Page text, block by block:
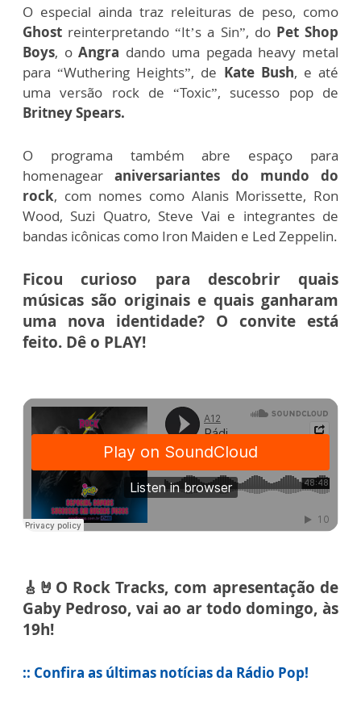
O especial ainda traz releituras de peso, como
Ghost reinterpretando “It’s a Sin”, do Pet Shop
Boys, oAngra dando uma pegada heavy metal
para “Wuthering Heights”, de Kate Bush, e até
uma versão rock de “Toxic”, sucesso pop de
Britney Spears.
O programa também abre espaço para
homenagear aniversariantes do mundo do
rock, com nomes como Alanis Morissette, Ron
Wood, Suzi Quatro, Steve Vai e integrantes de
bandas icônicas como Iron Maiden e Led Zeppelin.
Ficou curioso para descobrir quais
músicas são originais e quais ganharam
uma nova identidade? O convite está
feito. Dê o PLAY!
🎸🤘O Rock Tracks, com apresentação de
Gaby Pedroso, vai ao ar todo domingo, às
19h!
:: Confira as últimas notícias da Rádio Pop!